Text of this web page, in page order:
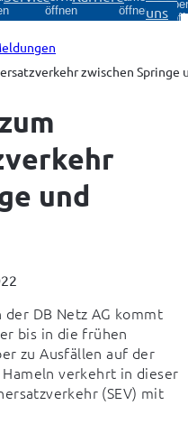
öffnen
öffnenuns
zwischen Springe
und
DB Netz AG kommt
bis in die frühen
zu Ausfällen auf der
Hameln verkehrt in dieser
(SEV) mit